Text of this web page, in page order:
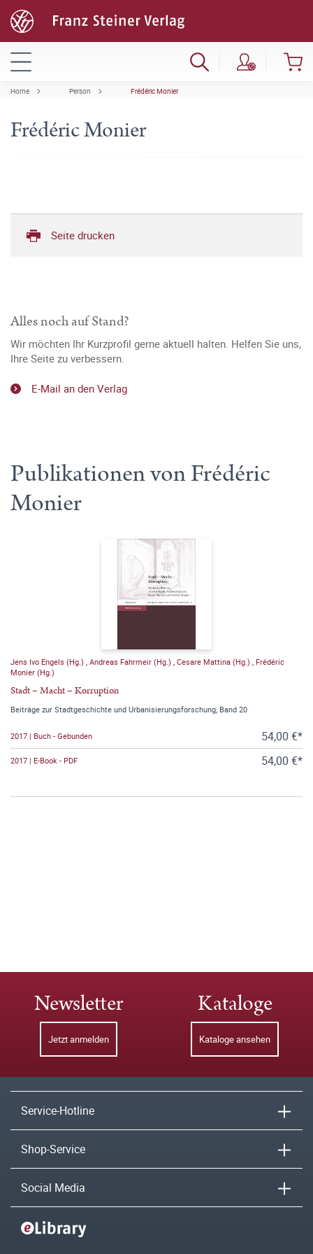
Home Person Frédéric Monier
Frédéric Monier
Seite drucken
Alles noch auf Stand?
Wir möchten Ihr Kurzprofil gerne aktuell halten. Helfen Sie uns,
Ihre Seite zu verbessern.
E-Mail an den Verlag
Publikationen von Frédéric
Monier
Jens Ivo Engels (Hg.) Andreas Fahrmeir (Hg.) Cesare Mattina (Hg.)
Frédéric
Monier (Hg.)
Stadt – Macht – Korruption
Beiträge zur Stadtgeschichte und Urbanisierungsforschung, Band 20
2017 | Buch - Gebunden 54,00 €*
2017 | E-Book - PDF 54,00 €*
Newsletter
Jetzt anmelden
Kataloge
Kataloge ansehen
Service-Hotline
Shop-Service
Social Media